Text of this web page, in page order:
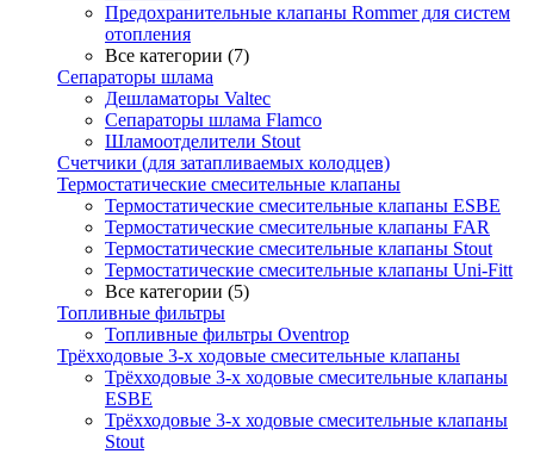
Предохранительные клапаны Rommer для систем
отопления
Все категории (7)
Сепараторы шлама
Дешламаторы Valtec
Сепараторы шлама Flamco
Шламоотделители Stout
Счетчики (для затапливаемых колодцев)
Термостатические смесительные клапаны
Термостатические смесительные клапаны ESBE
Термостатические смесительные клапаны FAR
Термостатические смесительные клапаны Stout
Термостатические смесительные клапаны Uni-Fitt
Все категории (5)
Топливные фильтры
Топливные фильтры Oventrop
Трёхходовые 3-х ходовые смесительные клапаны
Трёхходовые 3-х ходовые смесительные клапаны
ESBE
Трёхходовые 3-х ходовые смесительные клапаны
Stout